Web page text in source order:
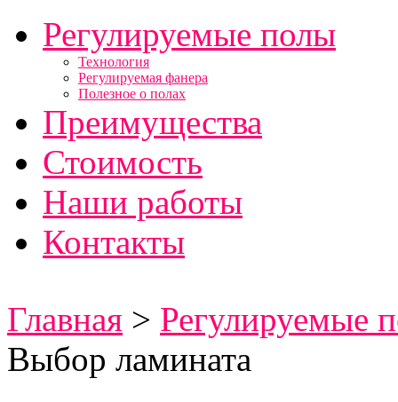
Регулируемые полы
Технология
Регулируемая фанера
Полезное о полах
Преимущества
Стоимость
Наши работы
Контакты
Главная > Регулируемые
Выбор ламината